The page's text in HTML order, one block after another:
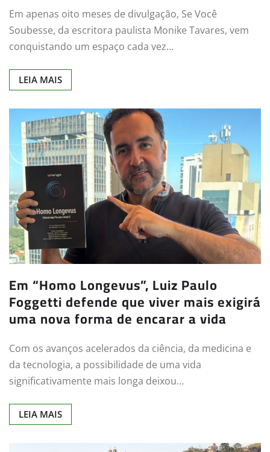
Em apenas oito meses de divulgação, Se Você
Soubesse, da escritora paulista Monike Tavares, vem
conquistando um espaço cada vez…
LEIA MAIS
Em “Homo Longevus”, Luiz Paulo
Foggetti defende que viver mais exigirá
uma nova forma de encarar a vida
Com os avanços acelerados da ciência, da medicina e
da tecnologia, a possibilidade de uma vida
significativamente mais longa deixou…
LEIA MAIS